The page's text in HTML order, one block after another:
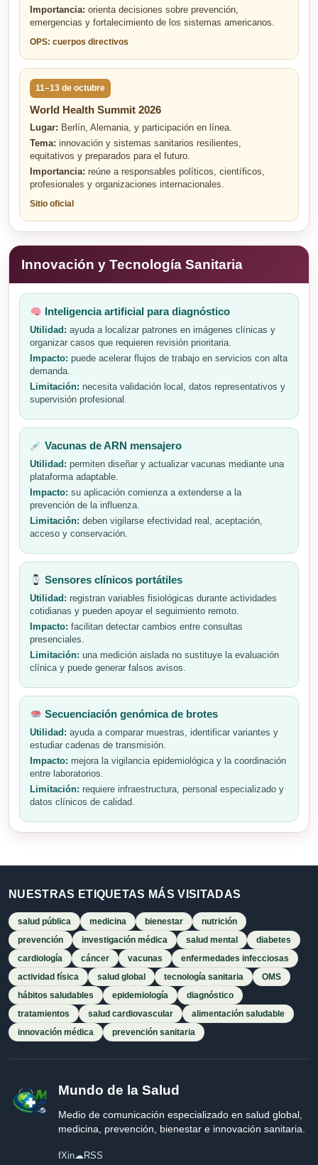
Importancia: orienta decisiones sobre prevención,
emergencias y fortalecimiento de los sistemas americanos.
OPS: cuerpos directivos
11–13 de octubre
World Health Summit 2026
Lugar: Berlín, Alemania, y participación en línea.
Tema: innovación y sistemas sanitarios resilientes,
equitativos y preparados para el futuro.
Importancia: reúne a responsables políticos, científicos,
profesionales y organizaciones internacionales.
Sitio oficial
Innovación y Tecnología Sanitaria
Inteligencia artificial para diagnóstico
Utilidad: ayuda a localizar patrones en imágenes clínicas y
organizar casos que requieren revisión prioritaria.
Impacto: puede acelerar flujos de trabajo en servicios con alta
demanda.
Limitación: necesita validación local, datos representativos y
supervisión profesional.
Vacunas de ARN mensajero
Utilidad: permiten diseñar y actualizar vacunas mediante una
plataforma adaptable.
Impacto: su aplicación comienza a extenderse a la
prevención de la influenza.
Limitación: deben vigilarse efectividad real, aceptación,
acceso y conservación.
Sensores clínicos portátiles
Utilidad: registran variables fisiológicas durante actividades
cotidianas y pueden apoyar el seguimiento remoto.
Impacto: facilitan detectar cambios entre consultas
presenciales.
Limitación: una medición aislada no sustituye la evaluación
clínica y puede generar falsos avisos.
Secuenciación genómica de brotes
Utilidad: ayuda a comparar muestras, identificar variantes y
estudiar cadenas de transmisión.
Impacto: mejora la vigilancia epidemiológica y la coordinación
entre laboratorios.
Limitación: requiere infraestructura, personal especializado y
datos clínicos de calidad.
NUESTRAS ETIQUETAS MÁS VISITADAS
salud pública medicina bienestar
nutrición
prevención
investigación médica salud mental
diabetes
cardiología
cáncer vacunas
enfermedades infecciosas
actividad física
salud global tecnología sanitaria
OMS
hábitos saludables
epidemiología
diagnóstico
tratamientos
salud cardiovascular
alimentación saludable
innovación médica
prevención sanitaria
Mundo de la Salud
Medio de comunicación especializado en salud global,
medicina, prevención, bienestar e innovación sanitaria.
fXin☁RSS